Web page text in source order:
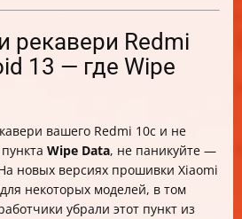
получается прошить телефон
прошивки и нормальной работы
сбросу Redmi 10c с Android 13
рекавери Redmi
13 — где Wipe
вашего Redmi 10c и не
Wipe Data, не паникуйте —
новых версиях прошивки Xiaomi
некоторых моделей, в том
убрали этот пункт из